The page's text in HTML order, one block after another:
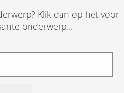
Klik dan op het voor
onderwerp...